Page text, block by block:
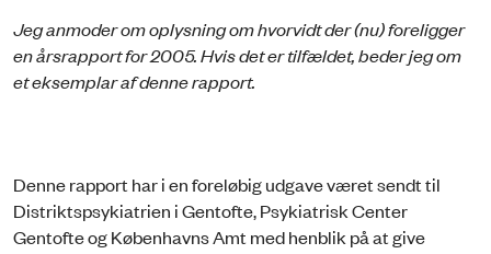
Jeg anmoder om oplysning om hvorvidt der (nu) foreligger
en årsrapport for 2005. Hvis det er tilfældet, beder jeg om
et eksemplar af denne rapport.
Denne rapport har i en foreløbig udgave været sendt til
Distriktspsykiatrien i Gentofte, Psykiatrisk Center
Gentofte og Københavns Amt med henblik på at give